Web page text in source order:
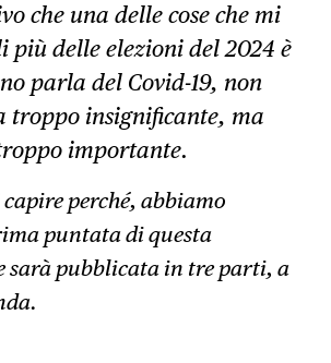
che una delle cose che mi
più delle elezioni del 2024 è
parla del Covid-19, non
troppo insignificante, ma
importante.
perché, abbiamo
puntata di questa
sarà pubblicata in tre parti, a